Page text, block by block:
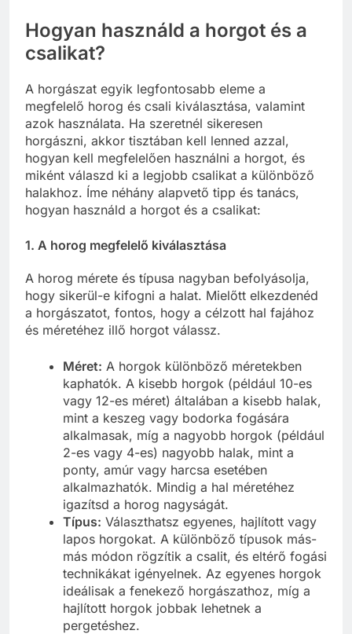
Hogyan használd a horgot és a
csalikat?
A horgászat egyik legfontosabb eleme a
megfelelő horog és csali kiválasztása, valamint
azok használata. Ha szeretnél sikeresen
horgászni, akkor tisztában kell lenned azzal,
hogyan kell megfelelően használni a horgot, és
miként válaszd ki a legjobb csalikat a különböző
halakhoz. Íme néhány alapvető tipp és tanács,
hogyan használd a horgot és a csalikat:
1. A horog megfelelő kiválasztása
A horog mérete és típusa nagyban befolyásolja,
hogy sikerül-e kifogni a halat. Mielőtt elkezdenéd
a horgászatot, fontos, hogy a célzott hal fajához
és méretéhez illő horgot válassz.
Méret: A horgok különböző méretekben
kaphatók. A kisebb horgok (például 10-es
vagy 12-es méret) általában a kisebb halak,
mint a keszeg vagy bodorka fogására
alkalmasak, míg a nagyobb horgok (például
2-es vagy 4-es) nagyobb halak, mint a
ponty, amúr vagy harcsa esetében
alkalmazhatók. Mindig a hal méretéhez
igazítsd a horog nagyságát.
Típus: Választhatsz egyenes, hajlított vagy
lapos horgokat. A különböző típusok más-
más módon rögzítik a csalit, és eltérő fogási
technikákat igényelnek. Az egyenes horgok
ideálisak a fenekező horgászathoz, míg a
hajlított horgok jobbak lehetnek a
pergetéshez.